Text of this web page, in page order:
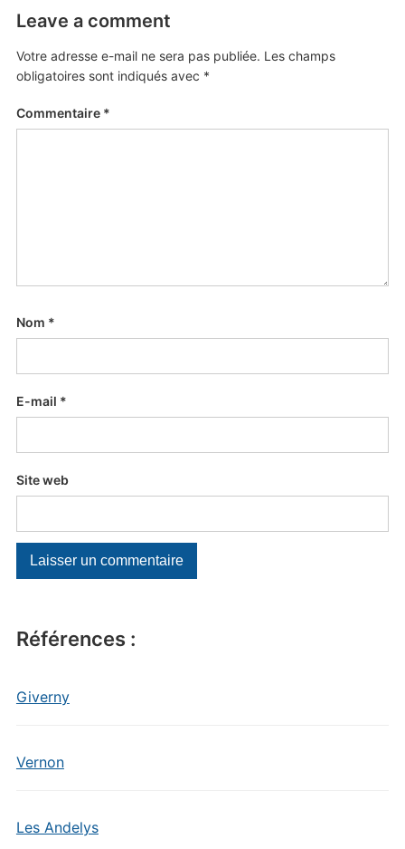
Références :
Giverny
Vernon
Les Andelys
Leave a comment
Votre adresse e-mail ne sera pas publiée. Les champs
obligatoires sont indiqués avec *
Commentaire *
Nom *
E-mail *
Site web